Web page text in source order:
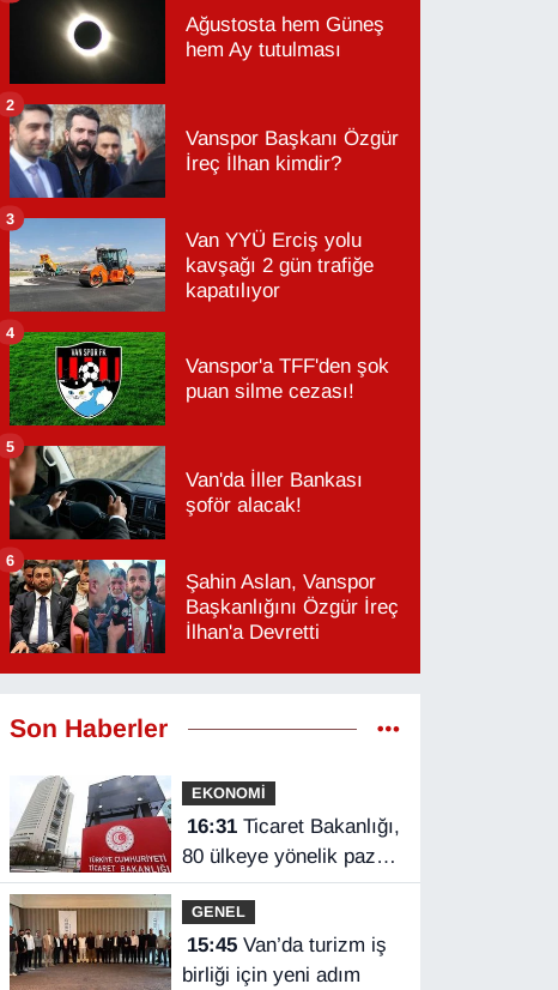
Ağustosta hem Güneş
hem Ay tutulması
Vanspor Başkanı Özgür
İreç İlhan kimdir?
2
Van YYÜ Erciş yolu
kavşağı 2 gün trafiğe
kapatılıyor
3
Vanspor'a TFF'den şok
puan silme cezası!
4
Van'da İller Bankası
şoför alacak!
5
Şahin Aslan, Vanspor
Başkanlığını Özgür İreç
İlhan'a Devretti
6
Son Haberler
EKONOMİ
16:31Ticaret Bakanlığı,
80 ülkeye yönelik pazar
araştırması hazırladı
GENEL
15:45Van’da turizm iş
birliği için yeni adım